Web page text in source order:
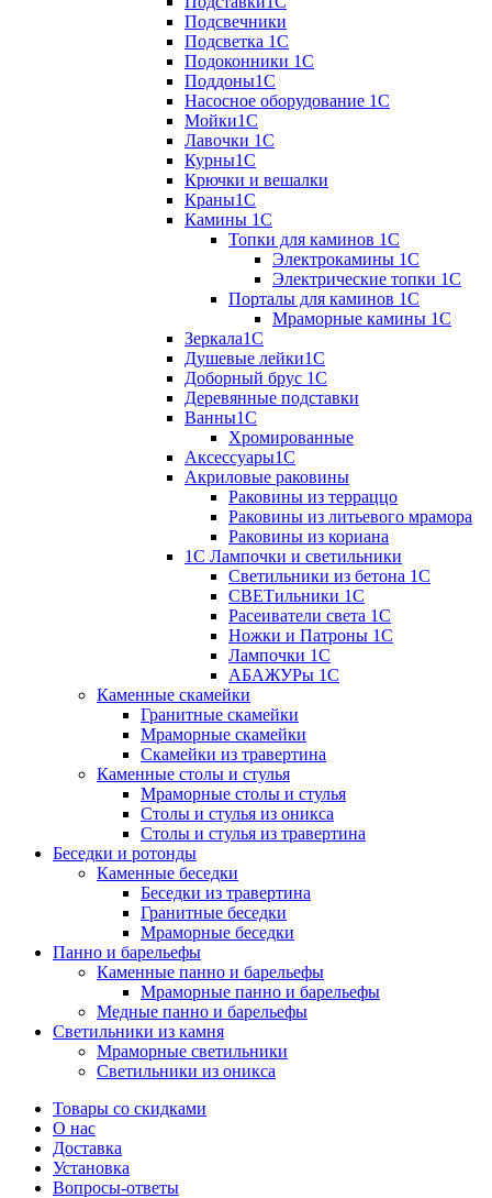
Подсвечники
Подсветка 1С
Подоконники 1С
Поддоны1С
Насосное оборудование 1С
Мойки1С
Лавочки 1С
Курны1С
Крючки и вешалки
Краны1С
Камины 1C
Топки для каминов 1C
Электрокамины 1С
Электрические топки 1C
Порталы для каминов 1С
Мраморные камины 1C
Зеркала1С
Душевые лейки1С
Доборный брус 1С
Деревянные подставки
Ванны1С
Хромированные
Аксессуары1С
Акриловые раковины
Раковины из терраццо
Раковины из литьевого мрамора
Раковины из кориана
1С Лампочки и светильники
Светильники из бетона 1С
СВЕТильники 1С
Расеиватели света 1С
Ножки и Патроны 1С
Лампочки 1С
АБАЖУРы 1С
Каменные скамейки
Гранитные скамейки
Мраморные скамейки
Скамейки из травертина
Каменные столы и стулья
Мраморные столы и стулья
Столы и стулья из оникса
Столы и стулья из травертина
Беседки и ротонды
Каменные беседки
Беседки из травертина
Гранитные беседки
Мраморные беседки
Панно и барельефы
Каменные панно и барельефы
Мраморные панно и барельефы
Медные панно и барельефы
Светильники из камня
Мраморные светильники
Светильники из оникса
Товары со скидками
О нас
Доставка
Установка
Вопросы-ответы